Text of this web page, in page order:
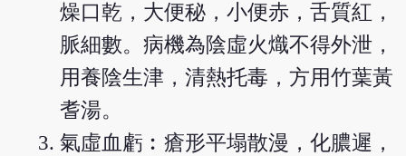
燥口乾，大便秘，小便赤，舌質紅，
脈細數。病機為陰虛火熾不得外泄，
用養陰生津，清熱托毒，方用竹葉黃
耆湯。
氣虛血虧︰瘡形平塌散漫，化膿遲，